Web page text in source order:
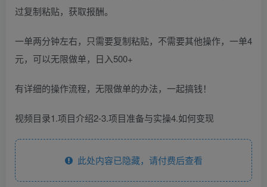
过复制粘贴，获取报酬。
一单两分钟左右，只需要复制粘贴，不需要其他操作，一单4
元，可以无限做单，日入500+
有详细的操作流程，无限做单的办法，一起搞钱！
视频目录1.项目介绍2-3.项目准备与实操4.如何变现
此处内容已隐藏，请付费后查看